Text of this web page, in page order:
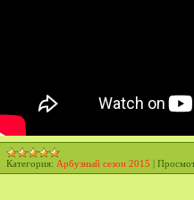
Категория: Арбузный сезон 2015 |